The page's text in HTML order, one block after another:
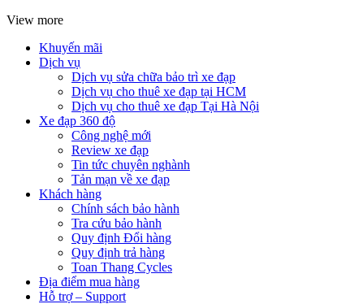
View more
Khuyến mãi
Dịch vụ
Dịch vụ sửa chữa bảo trì xe đạp
Dịch vụ cho thuê xe đạp tại HCM
Dịch vụ cho thuê xe đạp Tại Hà Nội
Xe đạp 360 độ
Công nghệ mới
Review xe đạp
Tin tức chuyên nghành
Tản mạn về xe đạp
Khách hàng
Chính sách bảo hành
Tra cứu bảo hành
Quy định Đổi hàng
Quy định trả hàng
Toan Thang Cycles
Địa điểm mua hàng
Hỗ trợ – Support